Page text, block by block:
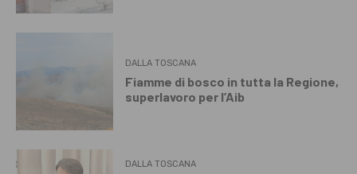
DALLA TOSCANA
Fiamme di bosco in tutta la Regione,
superlavoro per l’Aib
DALLA TOSCANA